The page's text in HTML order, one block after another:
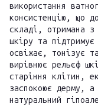
використання
консистенцію, що
складі, отримана з
шкіру та
освіжає, тонізує
вирівнює рельєф
старіння клітин,
заспокоює дерму,
натуральний